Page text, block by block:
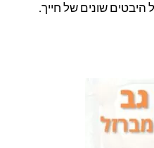
היבטים שונים של חייך.